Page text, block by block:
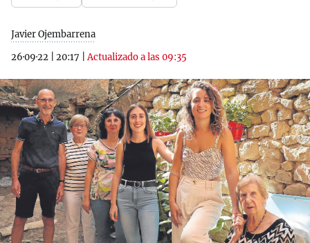
Javier Ojembarrena
26·09·22
20:17 |Actualizado a las 09:35